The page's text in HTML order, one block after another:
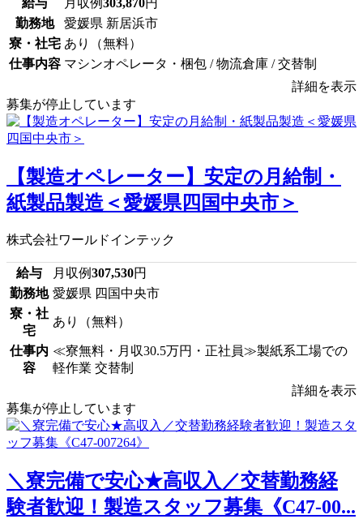
給与 月収例303,870円
勤務地
愛媛県 新居浜市
寮・社宅 あり（無料）
仕事内容 マシンオペレータ・梱包 / 物流倉庫 / 交替制
詳細を表示
募集が停止しています
【製造オペレーター】安定の月給制・
紙製品製造＜愛媛県四国中央市＞
株式会社ワールドインテック
給与 月収例307,530円
勤務地 愛媛県 四国中央市
寮・社
宅
あり（無料）
仕事内
容
≪寮無料・月収30.5万円・正社員≫製紙系工場での
軽作業 交替制
詳細を表示
募集が停止しています
＼寮完備で安心★高収入／交替勤務経
験者歓迎！製造スタッフ募集《C47-00...